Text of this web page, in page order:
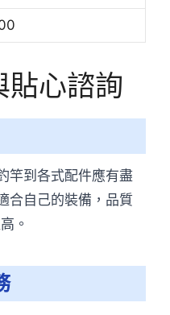
貼心諮詢
竿到各式配件應有盡
合自己的裝備，品質
。